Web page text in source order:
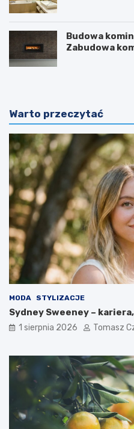
Budowa
Zabudowa
Warto przeczytać
MODA STYLIZACJE
Sydney Sweeney –
1 sierpnia 2026 Tomasz